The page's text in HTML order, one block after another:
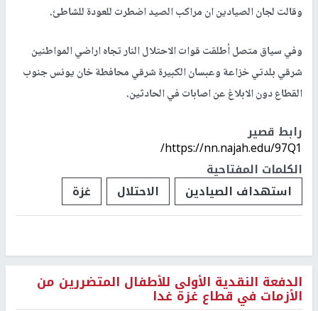
وقالت لجان الصيادين ان مراكب الصيد اضطرت للعودة للشاطئ.
وفي سياق متصل أطلقت قوات الاحتلال النار تجاه اراضي المواطنين
شرقي بلدتي خزاعة وعبسان الكبيرة شرقي محافطة خان يونس جنوب
القطاع دون الابلاغ عن اصابات في الحادثين.
رابط قصير
https://nn.najah.edu/97Q1/
الكلمات المفتاحية
استهداف الصيادين
الاحتلال غزة
الدفعة النقدية الأولى للأطفال المتضررين من
الأزمات في قطاع غزة غدا